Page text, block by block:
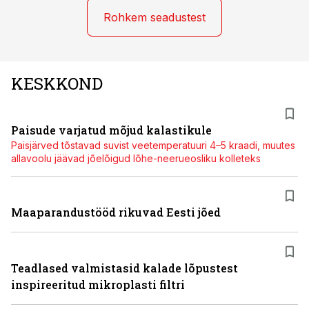
Rohkem seadustest
KESKKOND
Paisude varjatud mõjud kalastikule
Paisjärved tõstavad suvist veetemperatuuri 4–5 kraadi, muutes
allavoolu jäävad jõelõigud lõhe-neerueosliku kolleteks
Maaparandustööd rikuvad Eesti jõed
Teadlased valmistasid kalade lõpustest
inspireeritud mikroplasti filtri